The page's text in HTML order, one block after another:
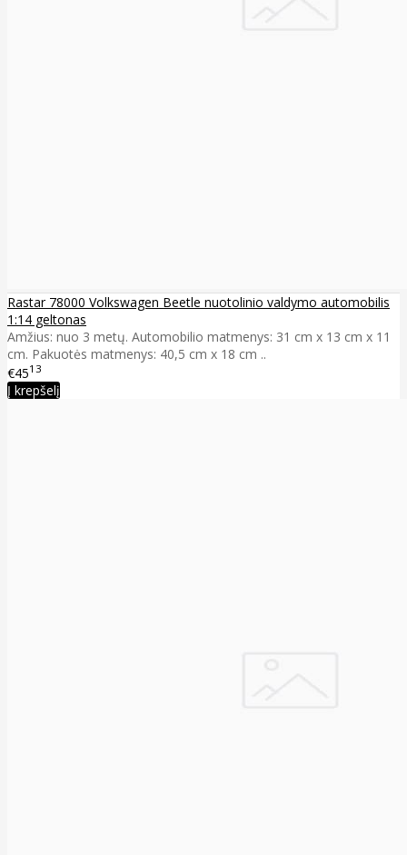
Rastar 78000 Volkswagen Beetle nuotolinio valdymo automobilis
1:14 geltonas
Amžius: nuo 3 metų. Automobilio matmenys: 31 cm x 13 cm x 11
cm. Pakuotės matmenys: 40,5 cm x 18 cm ..
€4513
Į krepšelį